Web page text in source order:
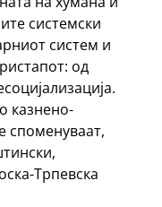
системски
систем и
од
казнено-
споменуваат,
Трпевска